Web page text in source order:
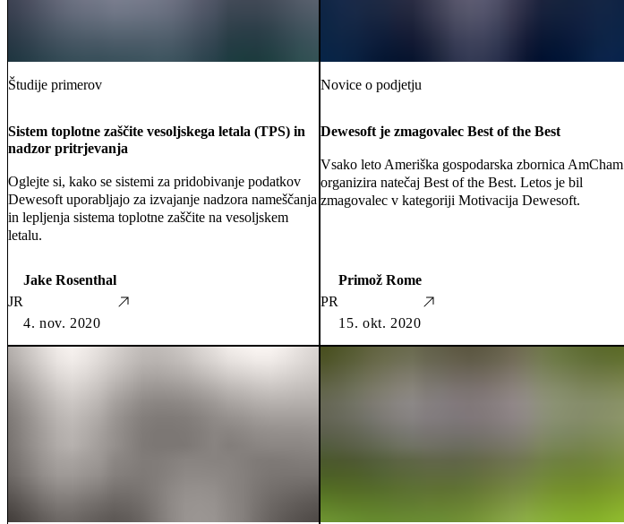
Študije primerov
Sistem toplotne zaščite vesoljskega letala (TPS) in
nadzor pritrjevanja
Oglejte si, kako se sistemi za pridobivanje podatkov
Dewesoft uporabljajo za izvajanje nadzora nameščanja
in lepljenja sistema toplotne zaščite na vesoljskem
letalu.
JR
Jake Rosenthal
4. nov. 2020
Novice o podjetju
Dewesoft je zmagovalec Best of the Best
Vsako leto Ameriška gospodarska zbornica AmCham
organizira natečaj Best of the Best. Letos je bil
zmagovalec v kategoriji Motivacija Dewesoft.
PR
Primož Rome
15. okt. 2020